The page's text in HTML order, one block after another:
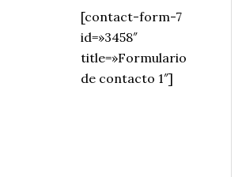
Sidebar
[contact-form-7
id=»3458″
title=»Formulario
de contacto 1″]